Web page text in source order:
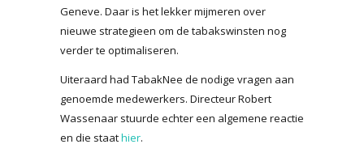
Geneve. Daar is het lekker mijmeren over
nieuwe strategieen om de tabakswinsten nog
verder te optimaliseren.
Uiteraard had TabakNee de nodige vragen aan
genoemde medewerkers. Directeur Robert
Wassenaar stuurde echter een algemene reactie
en die staathier.